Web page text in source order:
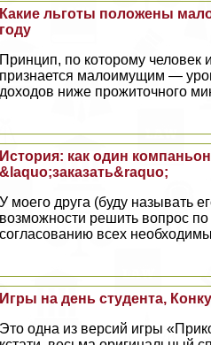
Какие льготы положены
году
Принцип, по которому человек
признается малоимущим —
доходов ниже прожиточного
История: как один
&laquo;заказать&raquo;
У моего друга (буду называть
возможности решить вопрос
согласованию всех
Игры на день студента,
Это одна из версий игры